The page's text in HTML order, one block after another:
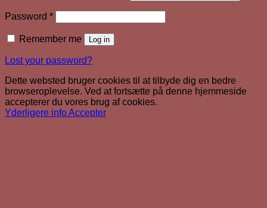
Password *Required
Remember me Log in
Lost your password?
Dette websted bruger cookies til at tilbyde dig en bedre
browseroplevelse. Ved at fortsætte på denne hjemmeside
accepterer du vores brug af cookies.
Yderligere infoAccepter